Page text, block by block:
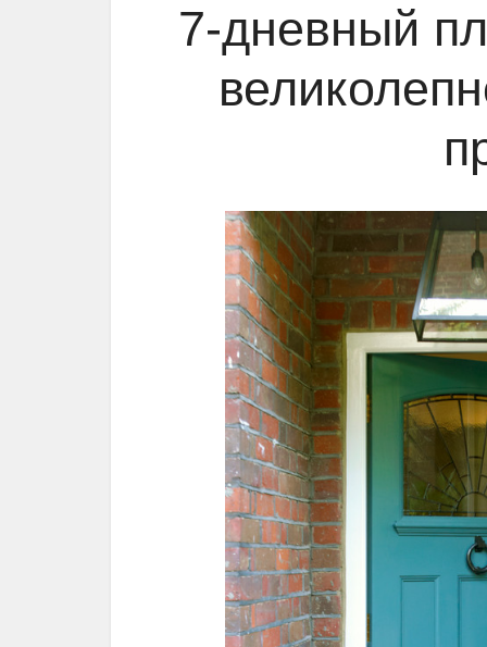
7-дневный